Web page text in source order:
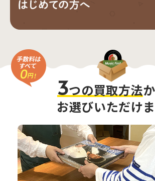
3つの買取方法
お選びいただけ